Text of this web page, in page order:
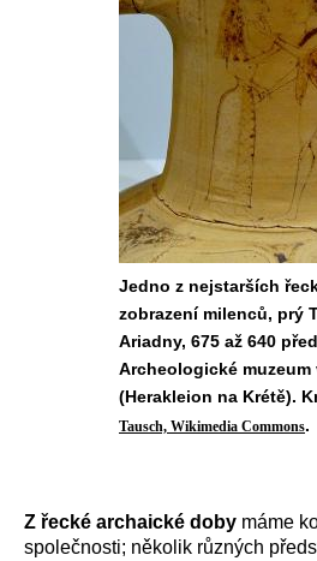
Jedno z nejstarších
zobrazení milenců, prý
Ariadny, 675 až 640
Archeologické muzeum
(Herakleion na Krétě).
Tausch, Wikimedia Commons.
Z řecké archaické doby máme
společnosti; několik různých